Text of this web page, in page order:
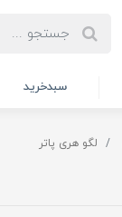
سبدخرید
لگو هری پاتر